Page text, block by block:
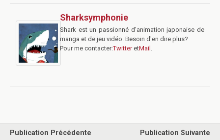
Sharksymphonie
Shark est un passionné d'animation japonaise de
manga et de jeu vidéo. Besoin d'en dire plus?
Pour me contacter:TwitteretMail
Publication Précédente
Publication Suivante